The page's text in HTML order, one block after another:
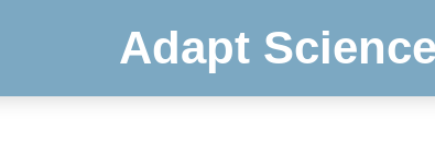
Adapt Science